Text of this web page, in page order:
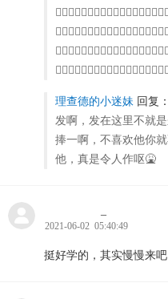
理查德的小迷妹 回复：
发啊，发在这里不就
捧一啊，不喜欢他你
他，真是令人作呕🤮
2021-06-02 05:40:49
挺好学的，其实慢慢来吧